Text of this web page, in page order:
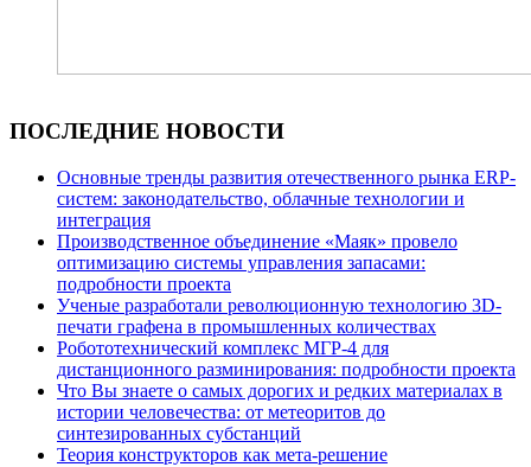
ПОСЛЕДНИЕ НОВОСТИ
Основные тренды развития отечественного рынка ERP-
систем: законодательство, облачные технологии и
интеграция
Производственное объединение «Маяк» провело
оптимизацию системы управления запасами:
подробности проекта
Ученые разработали революционную технологию 3D-
печати графена в промышленных количествах
Робототехнический комплекс МГР-4 для
дистанционного разминирования: подробности проекта
Что Вы знаете о самых дорогих и редких материалах в
истории человечества: от метеоритов до
синтезированных субстанций
Теория конструкторов как мета-решение